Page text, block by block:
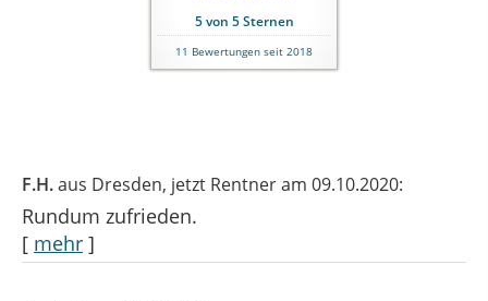
5von 5Sternen
11 Bewertungen seit 2018
F.H.aus Dresden, jetzt Rentneram 09.10.2020:
Rundum zufrieden.
[ mehr ]